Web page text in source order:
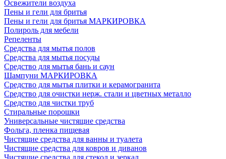
Освежители воздуха
Пены и гели для бритья
Пены и гели для бритья МАРКИРОВКА
Полироль для мебели
Репеленты
Средства для мытья полов
Средства для мытья посуды
Средство для мытья бань и саун
Шампуни МАРКИРОВКА
Средство для мытья плитки и керамогранита
Средство для очистки нерж. стали и цветных металло
Средство для чистки труб
Стиральные порошки
Универсальные чистящие средства
Фольга, пленка пищевая
Чистящие средства для ванны и туалета
Чистящие средства для ковров и диванов
Чистящие средства для стекол и зеркал